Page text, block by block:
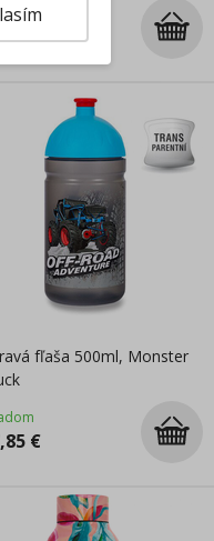
€
fľaša 500ml, Monster
€